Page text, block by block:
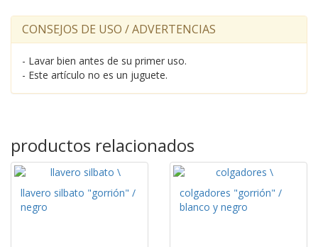
CONSEJOS DE USO / ADVERTENCIAS
- Lavar bien antes de su primer uso.
- Este artículo no es un juguete.
productos relacionados
llavero silbato "gorrión" /
negro
colgadores "gorrión" /
blanco y negro